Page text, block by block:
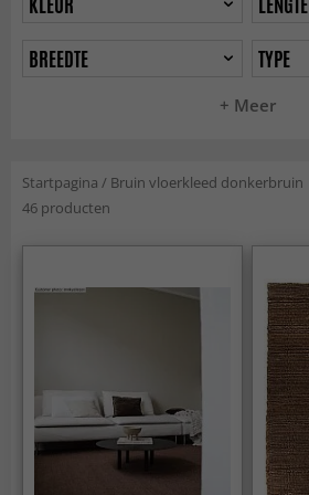
+ Meer
BREEDTE
TYPE
Startpagina / Bruin vloerkleed donkerbruin
46 producten